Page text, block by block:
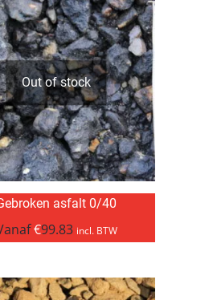
Out of stock
asfalt 0/40
€99.83 incl. BTW